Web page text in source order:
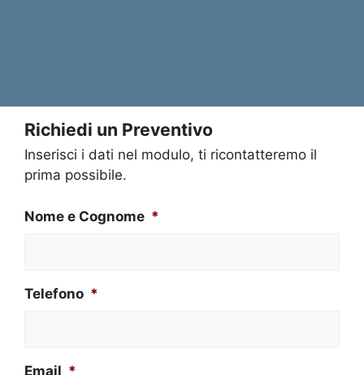
Richiedi un Preventivo
Inserisci i dati nel modulo, ti ricontatteremo il
prima possibile.
Nome e Cognome *
Telefono *
Email *